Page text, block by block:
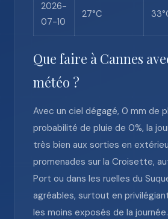
2026-
07-10
27°C
Que faire à Cannes
météo ?
Avec un ciel dégagé, 0 mm de
probabilité de pluie de 0%, la
très bien aux sorties en
promenades sur la Croisette,
Port ou dans les ruelles du
agréables, surtout en
les moins exposés de la